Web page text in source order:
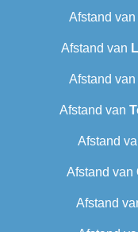
Afstand van
Afstand van
Afstand van
Afstand van
Afstand
Afstand van
Afstand